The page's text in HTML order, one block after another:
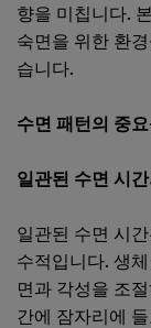
향을 미칩니다.
숙면을 위한 환
습니다.
수면 패턴의 중
일관된 수면 시
일관된 수면 시
수적입니다. 생
면과 각성을 조
간에 잠자리에